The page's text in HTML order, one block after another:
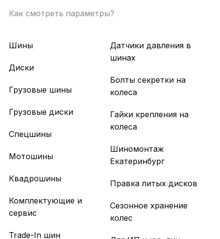
Как смотреть параметры?
Шины
Диски
Грузовые шины
Грузовые диски
Спецшины
Мотошины
Квадрошины
Комплектующие и
сервис
Trade-In шин
Датчики давления в
шинах
Болты секретки на
колеса
Гайки крепления на
колеса
Шиномонтаж
Екатеринбург
Правка литых дисков
Сезонное хранение
колес